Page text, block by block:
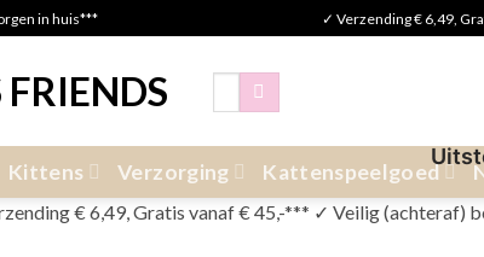
in huis*** ✓ Verzending € 6,49,
Zoeken
Kittens Verzorging Kattenspeelgoed
€ 6,49, Gratis vanaf € 45,-*** ✓ Veilig (achteraf)